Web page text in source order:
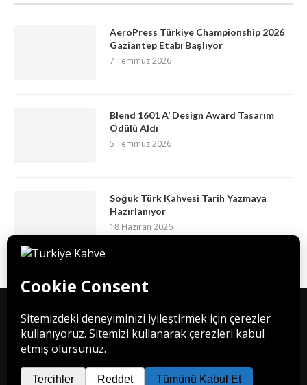
AeroPress Türkiye Championship 2026
Gaziantep Etabı Başlıyor
7 Temmuz 2026
Blend 1601 A’ Design Award Tasarım
Ödülü Aldı
5 Temmuz 2026
Soğuk Türk Kahvesi Tarih Yazmaya
Hazırlanıyor
18 Haziran 2026
İletişim Hakkımızda Che Medya